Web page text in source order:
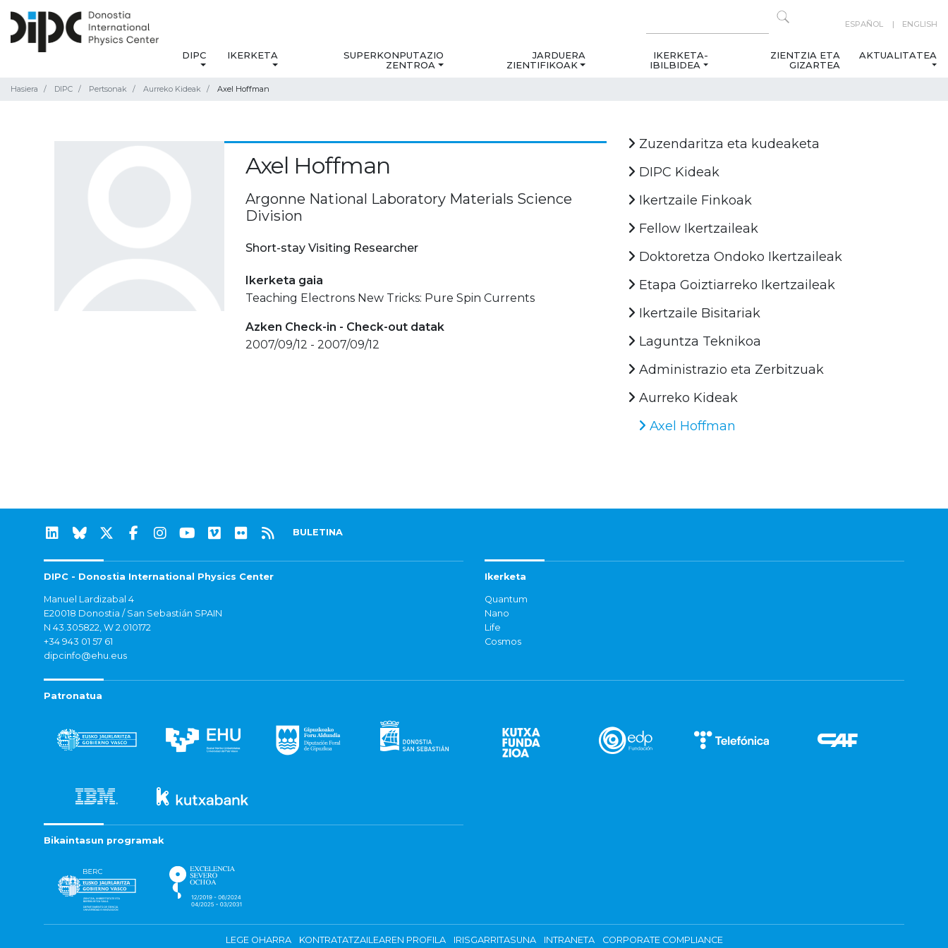
ESPAÑOL ENGLISH
DIPC IKERKETA
SUPERKONPUTAZIO
ZENTROA
JARDUERA
ZIENTIFIKOAK
IKERKETA-
IBILBIDEA
ZIENTZIA ETA
GIZARTEA
AKTUALITATEA
Hasiera DIPC Pertsonak Aurreko Kideak Axel Hoffman
Axel Hoffman
Argonne National Laboratory Materials Science
Division
Short-stay Visiting Researcher
Ikerketa gaia
Teaching Electrons New Tricks: Pure Spin Currents
Azken Check-in - Check-out datak
2007/09/12 - 2007/09/12
Zuzendaritza eta kudeaketa
DIPC Kideak
Ikertzaile Finkoak
Fellow Ikertzaileak
Doktoretza Ondoko Ikertzaileak
Etapa Goiztiarreko Ikertzaileak
Ikertzaile Bisitariak
Laguntza Teknikoa
Administrazio eta Zerbitzuak
Aurreko Kideak
Axel Hoffman
BULETINA
DIPC - Donostia International Physics Center
Manuel Lardizabal 4
E20018 Donostia / San Sebastián SPAIN
N 43.305822, W 2.010172
+34 943 01 57 61
dipcinfo@ehu.eus
Ikerketa
Quantum
Nano
Life
Cosmos
Patronatua
Bikaintasun programak
LEGE OHARRA KONTRATATZAILEAREN PROFILA IRISGARRITASUNA INTRANETA CORPORATE COMPLIANCE